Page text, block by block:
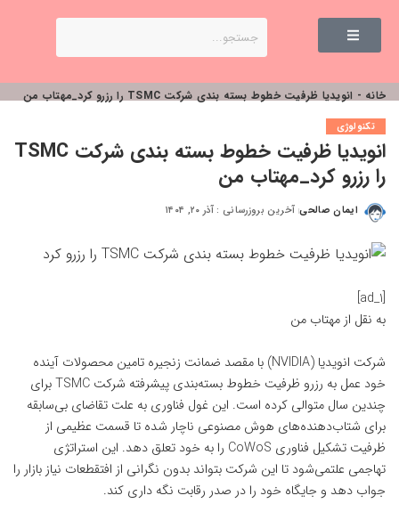
خانه - انویدیا ظرفیت خطوط بسته بندی شرکت TSMC را رزرو کرد_مهتاب من
تکنولوژی
انویدیا ظرفیت خطوط بسته بندی شرکت TSMC
را رزرو کرد_مهتاب من
ایمان صالحی آخرین بروزرسانی : آذر ۲۰, ۱۴۰۴
[ad_1]
به نقل ازمهتاب من
شرکت انویدیا (NVIDIA) با مقصد ضمانت زنجیره تامین محصولات آینده
خود عمل به رزرو ظرفیت خطوط بسته‌بندی پیشرفته شرکت TSMC برای
چندین سال متوالی کرده است. این غول فناوری به علت تقاضای بی‌سابقه
برای شتاب‌دهنده‌های هوش مصنوعی ناچار شده تا قسمت عظیمی از
ظرفیت تشکیل فناوری CoWoS را به خود تعلق دهد. این استراتژی
تهاجمی علتمی‌شود تا این شرکت بتواند بدون نگرانی از افتقطعات نیاز بازار را
جواب دهد و جایگاه خود را در صدر رقابت نگه داری کند.